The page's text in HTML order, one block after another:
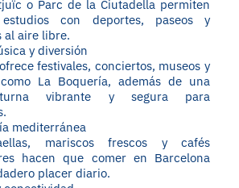
o Parc de la Ciutadella permiten
con deportes, paseos y
al aire libre.
y diversión
festivales, conciertos, museos y
La Boquería, además de una
vibrante y segura para
mediterránea
mariscos frescos y cafés
hacen que comer en Barcelona
placer diario.